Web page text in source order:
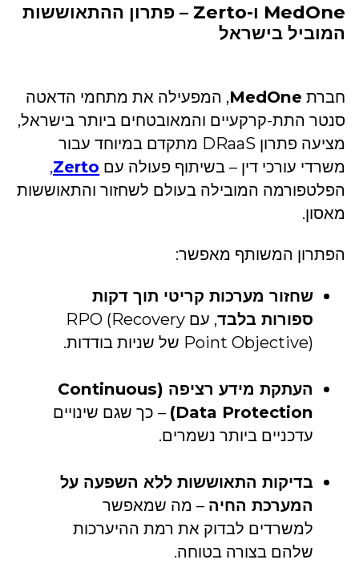
MedOne ו-Zerto – פתרון ההתאוששות
המוביל בישראל
חברת MedOne, המפעילה את מתחמי הדאטה
סנטר התת-קרקעיים והמאובטחים ביותר בישראל,
מציעה פתרון DRaaS מתקדם במיוחד עבור
משרדי עורכי דין – בשיתוף פעולה עם Zerto
,
הפלטפורמה המובילה בעולם לשחזור והתאוששות
מאסון.
הפתרון המשותף מאפשר:
שחזור מערכות קריטי תוך דקות
ספורות בלבד
, עם RPO (Recovery
Point Objective) של שניות בודדות.
העתקת מידע רציפה (Continuous
Data Protection) – כך שגם שינויים
עדכניים ביותר נשמרים.
בדיקות התאוששות ללא השפעה על
המערכת החיה – מה שמאפשר
למשרדים לבדוק את רמת ההיערכות
שלהם בצורה בטוחה.